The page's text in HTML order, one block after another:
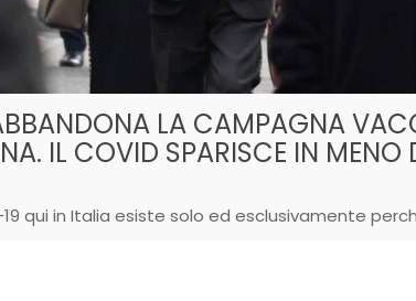
LA CAMPAGNA
IL COVID SPARISCE IN
qui in Italia esiste solo ed esclusivamente